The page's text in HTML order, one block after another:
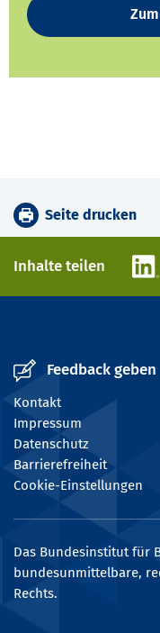
Seite drucken
Inhalte teilen
Feedback geben
Kontakt
Impressum
Datenschutz
Barrierefreiheit
Cookie-Einstellungen
Das Bundesinstitut für
bundesunmittelbare,
Rechts.